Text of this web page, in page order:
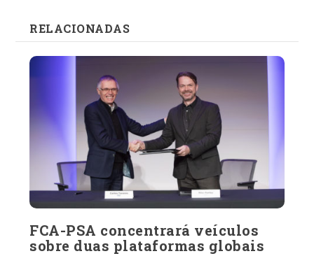
RELACIONADAS
FCA-PSA concentrará veículos
sobre duas plataformas globais